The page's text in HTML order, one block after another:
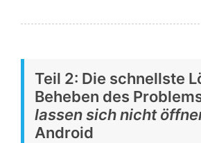
Teil 2: Die schnellste
Beheben des
lassen sich nicht
Android